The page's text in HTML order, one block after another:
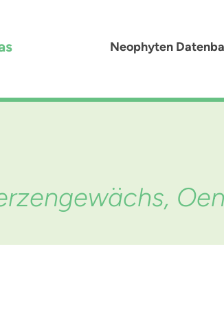
Neophyten